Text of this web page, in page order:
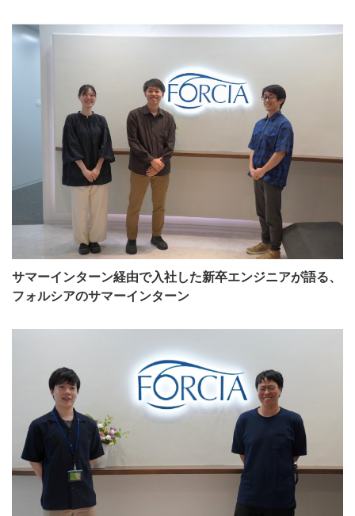
サマーインターン経由で入社した新卒エンジニアが語る、
フォルシアのサマーインターン